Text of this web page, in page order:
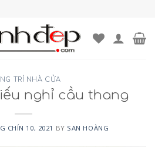
TRÍ NHÀ CỬA
nghỉ cầu thang
CHÍN 10, 2021 BY SAN HOÀNG